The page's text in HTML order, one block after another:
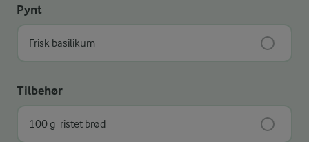
Pynt
Frisk basilikum
Tilbehør
100 g ristet brød